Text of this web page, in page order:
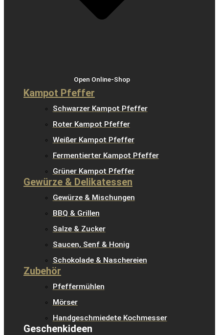
Open Online-Shop
Kampot Pfeffer
Schwarzer Kampot Pfeffer
Roter Kampot Pfeffer
Weißer Kampot Pfeffer
Fermentierter Kampot Pfeffer
Grüner Kampot Pfeffer
Gewürze & Delikatessen
Gewürze & Mischungen
BBQ & Grillen
Salze & Zucker
Saucen, Senf & Honig
Schokolade & Naschereien
Zubehör
Pfeffermühlen
Mörser
Handgeschmiedete Kochmesser
Geschenkideen